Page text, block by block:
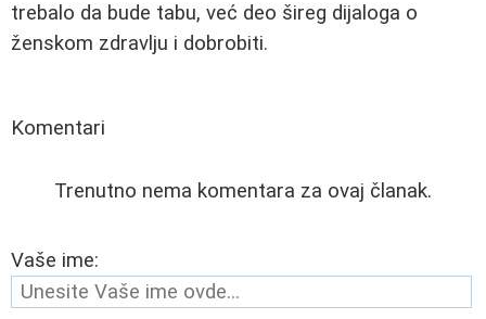
trebalo da bude tabu, već deo šireg dijaloga o
ženskom zdravlju i dobrobiti.
Komentari
Trenutno nema komentara za ovaj članak.
Vaše ime: